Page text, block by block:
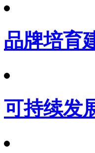
品牌培育
可持续发